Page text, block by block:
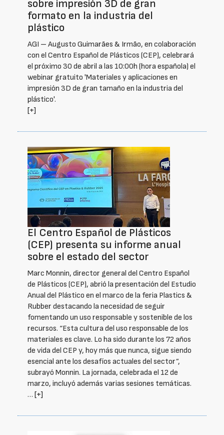
sobre impresión 3D de gran
formato en la industria del
plástico
AGI – Augusto Guimarães & Irmão, en colaboración
con el Centro Español de Plásticos (CEP), celebrará
el próximo 30 de abril a las 10:00h (hora española) el
webinar gratuito 'Materiales y aplicaciones en
impresión 3D de gran tamaño en la industria del
plástico'.
[+]
El Centro Español de Plásticos
(CEP) presenta su informe anual
sobre el estado del sector
Marc Monnin, director general del Centro Español
de Plásticos (CEP), abrió la presentación del Estudio
Anual del Plástico en el marco de la feria Plastics &
Rubber destacando la necesidad de seguir
fomentando un uso responsable y sostenible de los
recursos. “Esta cultura del uso responsable de los
materiales es clave. Lo ha sido durante los 72 años
de vida del CEP y, hoy más que nunca, sigue siendo
esencial ante los desafíos actuales del sector”,
subrayó Monnin. La jornada, celebrada el 12 de
marzo, incluyó además varias sesiones temáticas.
… [+]